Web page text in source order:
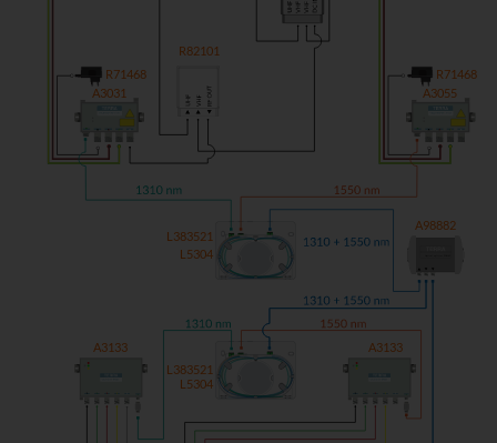
A3031 A3055
R71468 R71468
R82101
A98882
A3133
L5304
L383521
L383521
L5304
A3133